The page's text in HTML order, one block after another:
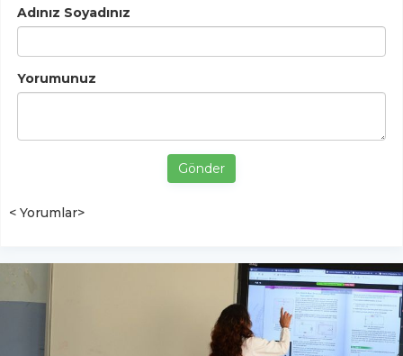
Adınız Soyadınız
Yorumunuz
Gönder
< Yorumlar>